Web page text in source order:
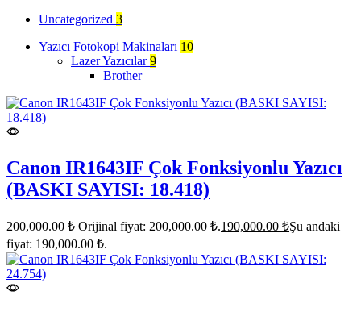
Uncategorized 3
Yazıcı Fotokopi Makinaları 10
Lazer Yazıcılar9
Brother
Canon IR1643IF Çok Fonksiyonlu Yazıcı
(BASKI SAYISI: 18.418)
200,000.00₺ Orijinal fiyat: 200,000.00 ₺.190,000.00 ₺Şu andaki
fiyat: 190,000.00 ₺.